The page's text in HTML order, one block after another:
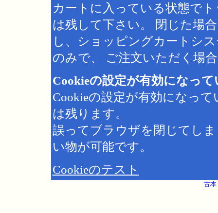
カートに入っている状態で
は残して下さい。 閉じた場
し、ショッピングカートシ
のみで、 ご注文いただく場
Cookieの設定が有効になっ
Cookieの設定が有効になっ
は残ります。
誤ってブラウザを閉じてし
い物が可能です。
Cookieのテスト
古本